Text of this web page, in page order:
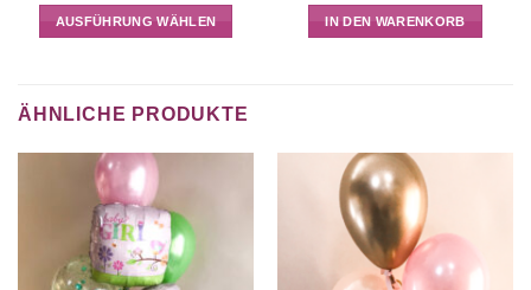
AUSFÜHRUNG WÄHLEN
mehrere
Varianten
auf.
Die
Optionen
können
auf
IN DEN WARENKORB
ÄHNLICHE PRODUKTE